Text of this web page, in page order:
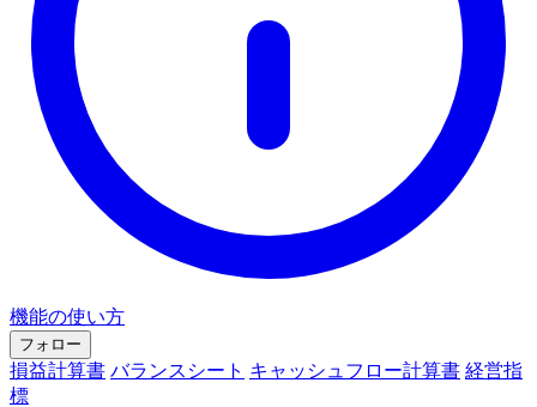
機能の使い方
フォロー
損益計算書 バランスシート キャッシュフロー計算書 経営指
標